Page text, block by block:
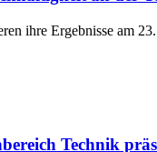
ihre Ergebnisse am
Technik